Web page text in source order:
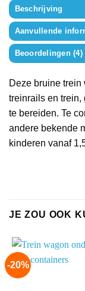
Beschrijving
Aanvullende
Beoordelingen (4)
Deze bruine
treinrails en trein,
te bereiden. Te
andere bekende
kinderen vanaf
JE ZOU OOK
-20%